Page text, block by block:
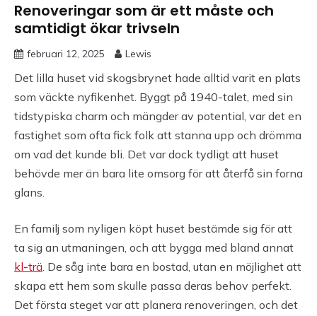
Renoveringar som är ett måste och
samtidigt ökar trivseln
februari 12, 2025 Lewis
Det lilla huset vid skogsbrynet hade alltid varit en plats
som väckte nyfikenhet. Byggt på 1940-talet, med sin
tidstypiska charm och mängder av potential, var det en
fastighet som ofta fick folk att stanna upp och drömma
om vad det kunde bli. Det var dock tydligt att huset
behövde mer än bara lite omsorg för att återfå sin forna
glans.
En familj som nyligen köpt huset bestämde sig för att
ta sig an utmaningen, och att bygga med bland annat
kl-trä. De såg inte bara en bostad, utan en möjlighet att
skapa ett hem som skulle passa deras behov perfekt.
Det första steget var att planera renoveringen, och det